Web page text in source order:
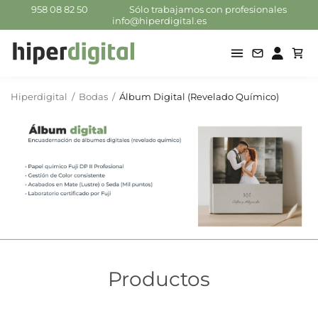
958 08 82 50
Sólo trabajamos con profesionales
info@hiperdigital.es
Hiperdigital / Bodas / Álbum Digital (Revelado Químico)
Productos